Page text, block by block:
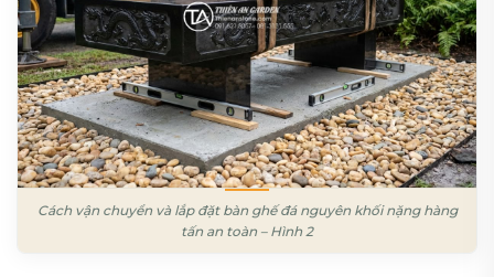
Cách vận chuyển và lắp đặt bàn ghế đá nguyên khối nặng hàng
tấn an toàn – Hình 2